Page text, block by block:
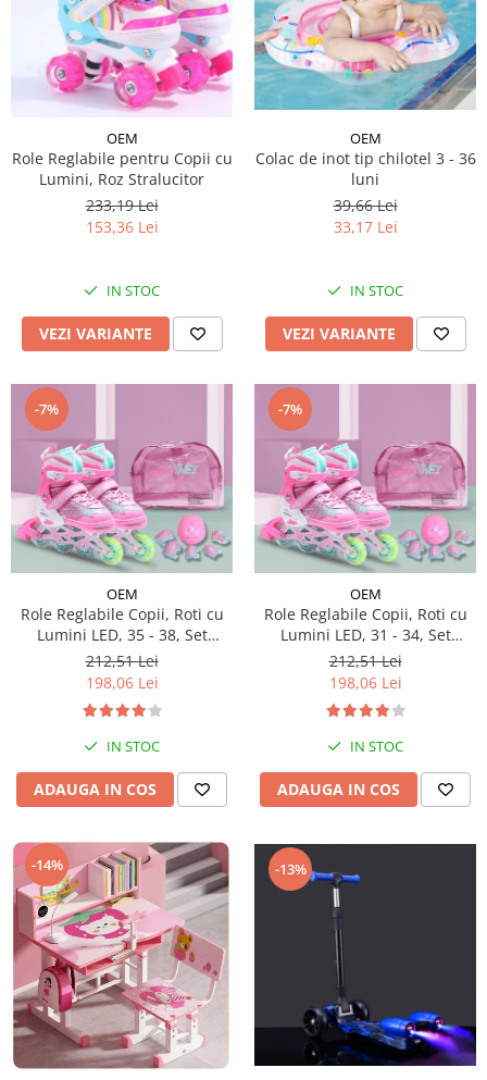
OEM
Role Reglabile pentru Copii cu
Lumini, Roz Stralucitor
233,19 Lei
153,36 Lei
IN STOC
VEZI VARIANTE
OEM
Colac de inot tip chilotel 3 - 36
luni
39,66 Lei
33,17 Lei
IN STOC
VEZI VARIANTE
-7%
OEM
Role Reglabile Copii, Roti cu
Lumini LED, 35 - 38, Set
Protectie - ROZ
212,51 Lei
198,06 Lei
IN STOC
ADAUGA IN COS
-7%
OEM
Role Reglabile Copii, Roti cu
Lumini LED, 31 - 34, Set
Protectie - ROZ
212,51 Lei
198,06 Lei
IN STOC
ADAUGA IN COS
-14% -13%